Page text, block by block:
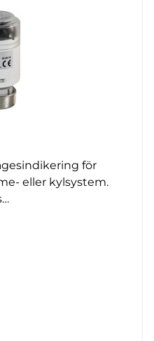
för
eller kylsystem.